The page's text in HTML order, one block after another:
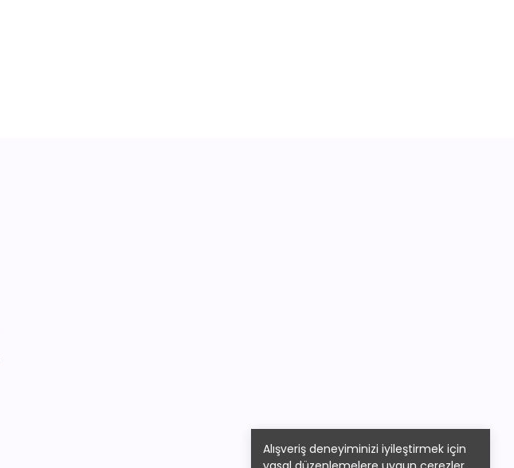
Alışveriş deneyiminizi iyileştirmek için